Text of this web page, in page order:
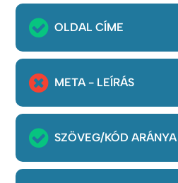
OLDAL CÍME
META - LEÍRÁS
SZÖVEG/KÓD ARÁNYA